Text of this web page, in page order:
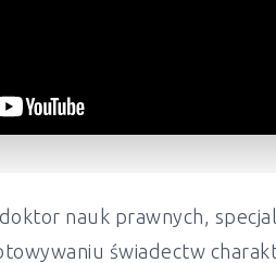
nauk prawnych,
świadectw